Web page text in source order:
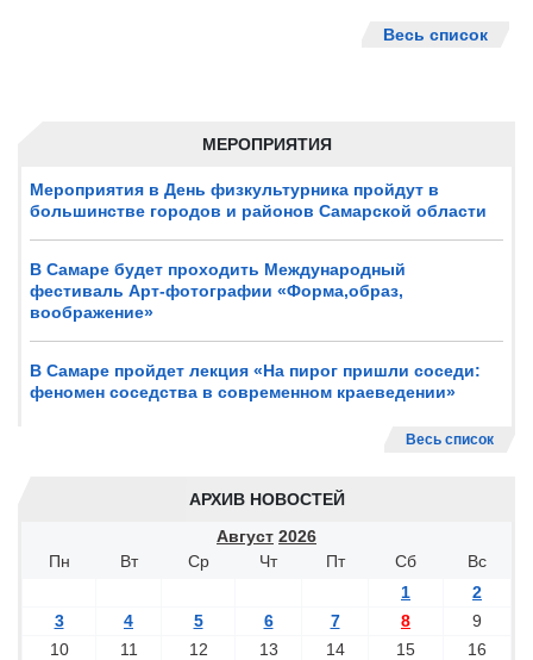
МЕРОПРИЯТИЯ
Мероприятия в День физкультурника пройдут в
большинстве городов и районов Самарской области
В Самаре будет проходить Международный
фестиваль Арт-фотографии «Форма,образ,
воображение»
В Самаре пройдет лекция «На пирог пришли соседи:
феномен соседства в современном краеведении»
Весь список
АРХИВ НОВОСТЕЙ
Август 2026
Пн
Вт Ср Чт Пт Сб
Вс
1
2
3
4 5 6 7 8
9
10
11 12 13 14 15
16
Весь список